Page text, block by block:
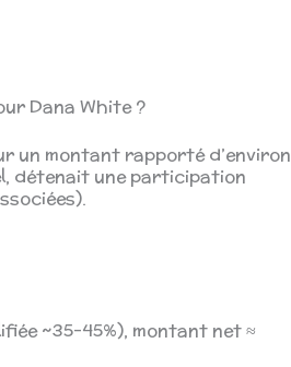
Dana White ?
un montant rapporté d’environ
détenait une participation
~35–45%), montant net ≈